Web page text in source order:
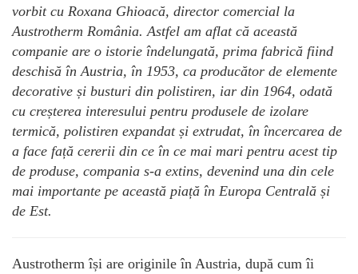
vorbit cu Roxana Ghioacă, director comercial la
Austrotherm România. Astfel am aflat că această
companie are o istorie îndelungată, prima fabrică fiind
deschisă în Austria, în 1953, ca producător de elemente
decorative și busturi din polistiren, iar din 1964, odată
cu creșterea interesului pentru produsele de izolare
termică, polistiren expandat și extrudat, în încercarea de
a face față cererii din ce în ce mai mari pentru acest tip
de produse, compania s-a extins, devenind una din cele
mai importante pe această piață în Europa Centrală și
de Est.
Austrotherm își are originile în Austria, după cum îi